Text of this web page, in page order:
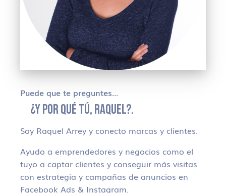
Puede que te preguntes…
¿Y POR QUÉ TÚ, RAQUEL?.
Soy Raquel Arrey y conecto marcas y clientes.
Ayudo a emprendedores y negocios como el
tuyo a captar clientes y conseguir más visitas
con estrategia y campañas de anuncios en
Facebook Ads & Instagram.